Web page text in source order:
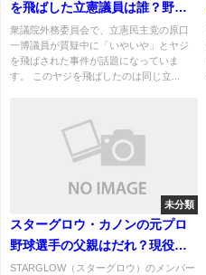
を飛ばした立憲議員は誰？野次
った理由は？
衆議院外務委員会で、立憲民主党の原口
一博議員が質疑中に「いやいや」とヤジ
を飛ばされた事件が話題になっていま
す。 このヤジを飛ばしたのは同じ立...
未分類
スターグロウ・カノンの元プロ
野球選手の父親はだれ？現役時
代の活躍や主な成績は？
STARGLOW（スターグロウ）のメンバー